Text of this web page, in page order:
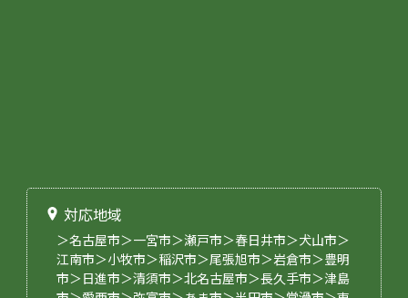
対応地域
＞名古屋市＞一宮市＞瀬戸市＞春日井市＞犬山市＞
江南市＞小牧市＞稲沢市＞尾張旭市＞岩倉市＞豊明
市＞日進市＞清須市＞北名古屋市＞長久手市＞津島